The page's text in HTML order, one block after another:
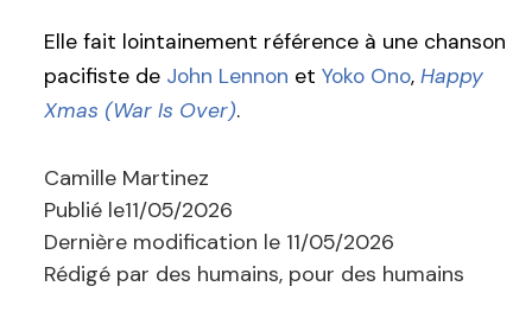
Elle fait lointainement référence à une chanson
pacifiste de John Lennon et Yoko Ono, Happy
Xmas (War Is Over).
Camille Martinez
Publié le11/05/2026
Dernière modification le 11/05/2026
Rédigé par des humains, pour des humains